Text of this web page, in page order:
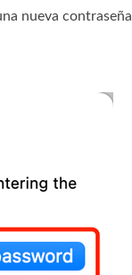
nueva contraseña